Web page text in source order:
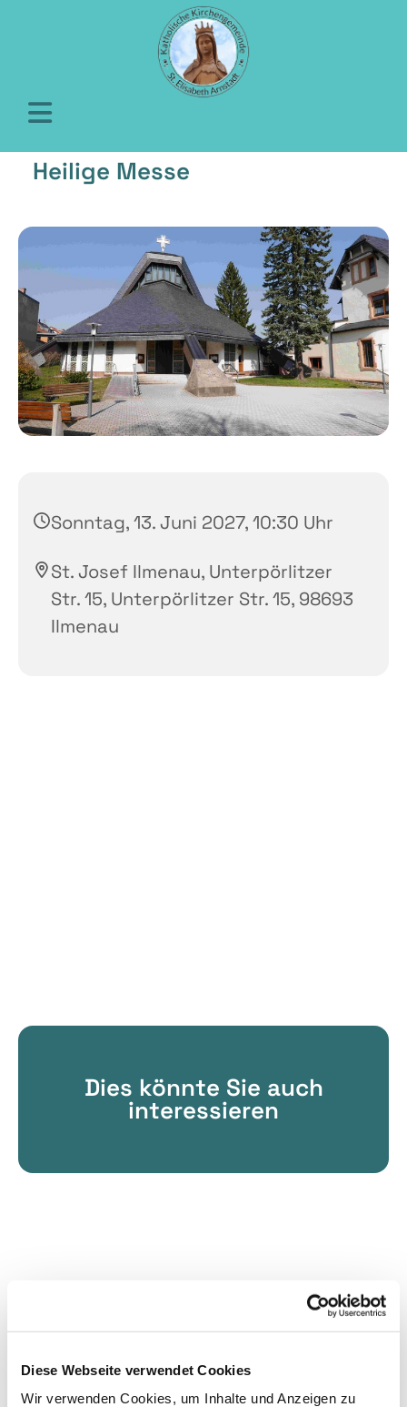
Diese Webseite verwendet Cookies
Wir verwenden Cookies, um Inhalte und Anzeigen zu
Heilige Messe
Sonntag, 13. Juni 2027, 10:30 Uhr
St. Josef Ilmenau, Unterpörlitzer
Str. 15, Unterpörlitzer Str. 15, 98693
Ilmenau
Dies könnte Sie auch
interessieren